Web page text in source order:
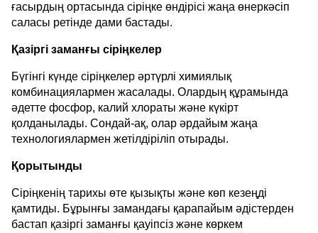
ғасырдың ортасында сіріңке өндірісі жаңа өнеркәсіп
саласы ретінде дами бастады.
Қазіргі заманғы сіріңкелер
Бүгінгі күнде сіріңкелер әртүрлі химиялық
комбинациялармен жасалады. Олардың құрамында
әдетте фосфор, калий хлораты және күкірт
қолданылады. Сондай-ақ, олар әрдайым жаңа
технологиялармен жетілдіріліп отырады.
Қорытынды
Сіріңкенің тарихы өте қызықты және көп кезеңді
қамтиды. Бұрынғы замандағы қарапайым әдістерден
бастап қазіргі заманғы қауіпсіз және көркем